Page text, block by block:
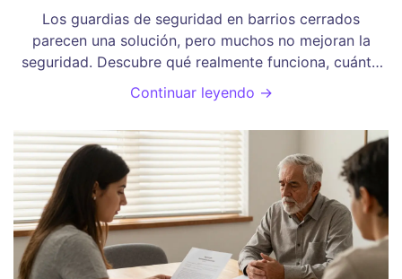
Los guardias de seguridad en barrios cerrados
parecen una solución, pero muchos no mejoran la
seguridad. Descubre qué realmente funciona, cuánto
cuesta y por qué las cámaras y la comunidad son más
efectivas que un uniforme.
Continuar leyendo →